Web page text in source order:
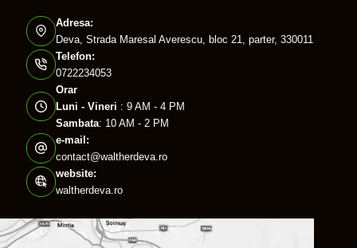
Adresa:
Deva, Strada Maresal Averescu, bloc 21, parter, 330011
Telefon:
0722234053
Orar
Luni - Vineri : 9 AM - 4 PM
Sambata: 10 AM - 2 PM
e-mail:
contact@waltherdeva.ro
website:
waltherdeva.ro